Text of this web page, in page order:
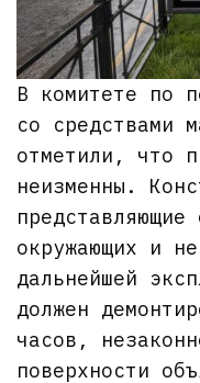
В комитете по
со средствами
отметили, что
неизменны.
представляющие
окружающих и
дальнейшей
должен
часов,
поверхности